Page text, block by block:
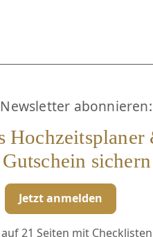
abonnieren:
Hochzeitsplaner
sichern
Jetzt anmelden
21 Seiten mit